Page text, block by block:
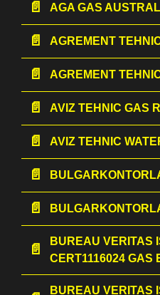
AGA GAS
AGREMENT
AGREMENT
AVIZ TEHNIC GAS
AVIZ TEHNIC
BUREAU VERITAS
CERT1116024 GAS
BUREAU VERITAS